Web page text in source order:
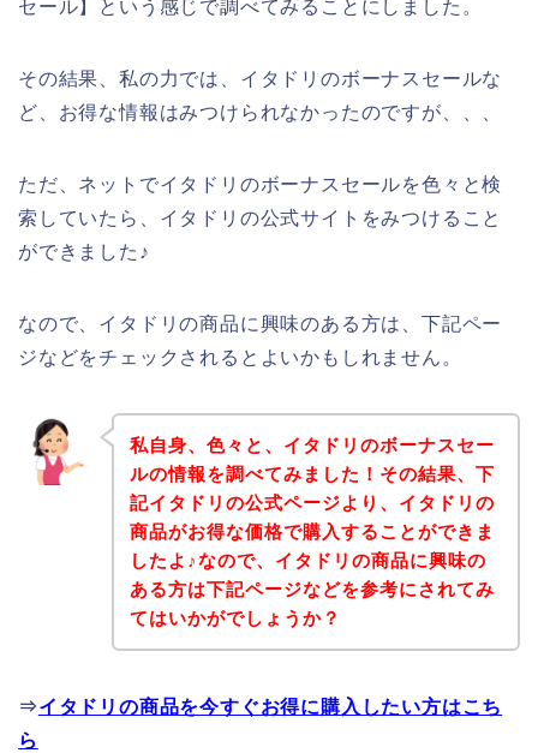
セール】という感じで調べてみることにしました。
その結果、私の力では、イタドリのボーナスセールな
ど、お得な情報はみつけられなかったのですが、、、
ただ、ネットでイタドリのボーナスセールを色々と検
索していたら、イタドリの公式サイトをみつけること
ができました♪
なので、イタドリの商品に興味のある方は、下記ペー
ジなどをチェックされるとよいかもしれません。
私自身、色々と、イタドリのボーナスセー
ルの情報を調べてみました！その結果、下
記イタドリの公式ページより、イタドリの
商品がお得な価格で購入することができま
したよ♪なので、イタドリの商品に興味の
ある方は下記ページなどを参考にされてみ
てはいかがでしょうか？
⇒イタドリの商品を今すぐお得に購入したい方はこち
ら